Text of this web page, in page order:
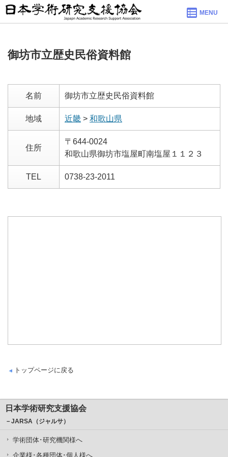
MENU
御坊市立歴史民俗資料館
名前 御坊市立歴史民俗資料館
地域 近畿 > 和歌山県
住所
〒644-0024
和歌山県御坊市塩屋町南塩屋１１２３
TEL 0738-23-2011
トップページに戻る
日本学術研究支援協会
－JARSA（ジャルサ）
学術団体･研究機関様へ
企業様･各種団体･個人様へ